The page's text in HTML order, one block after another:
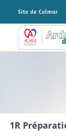
Archives